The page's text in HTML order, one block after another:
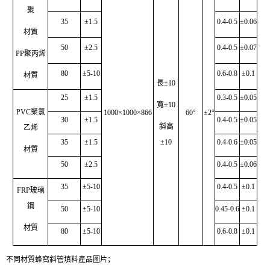
聚
材質
PP聚丙烯
材質
1000×1000×866
長±10
寬±10
斜高
±10
60° ±2°
35 ±1.5 0.4-0.5 ±0.06
50 ±2.5 0.4-0.5 ±0.07
80 ±5-10 0.6-0.8 ±0.1
PVC聚氯
乙烯
材質
25 ±1.5 0.3-0.5 ±0.05
30 ±1.5 0.4-0.5 ±0.05
35 ±1.5 0.4-0.6 ±0.05
50 ±2.5 0.4-0.5 ±0.06
FRP玻璃
鋼
材質
35 ±5-10 0.4-0.5 ±0.1
50 ±5-10 0.45-0.6 ±0.1
80 ±5-10 0.6-0.8 ±0.1
不同材質蜂窩斜管填料產品圖片；